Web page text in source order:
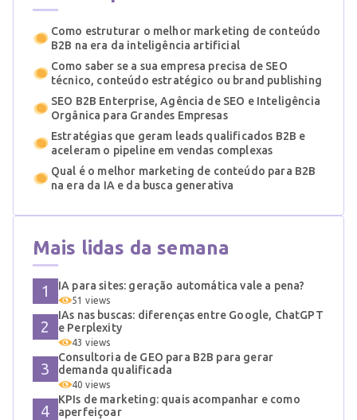
Como estruturar o melhor marketing de conteúdo
B2B na era da inteligência artificial
Como saber se a sua empresa precisa de SEO
técnico, conteúdo estratégico ou brand publishing
SEO B2B Enterprise, Agência de SEO e Inteligência
Orgânica para Grandes Empresas
Estratégias que geram leads qualificados B2B e
aceleram o pipeline em vendas complexas
Qual é o melhor marketing de conteúdo para B2B
na era da IA e da busca generativa
Mais lidas da semana
IA para sites: geração automática vale a pena?
51 views
IAs nas buscas: diferenças entre Google, ChatGPT
e Perplexity
43 views
Consultoria de GEO para B2B para gerar
demanda qualificada
40 views
KPIs de marketing: quais acompanhar e como
aperfeiçoar